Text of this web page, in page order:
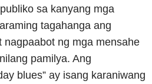
sa kanyang mga
tagahanga ang
nagpaabot ng mga mensahe
pamilya. Ang
blues” ay isang karaniwang